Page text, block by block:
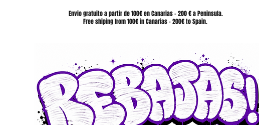
SKATE SHOPEnvio gratuito a partir de 100€ en Canarias - 200 € a Peninsula.
Free shiping from 100€ in Canarias - 200€ to Spain.